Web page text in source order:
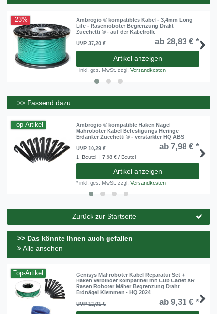
-23%
Ambrogio ® kompatibles Kabel - 3,4mm Long
Life - Rasenroboter Begrenzung Draht
Zucchetti ® - auf der Kabelrolle
UVP 37,20 €
ab 28,83 € *
Artikel anzeigen
*inkl. ges. MwSt. zzgl.Versandkosten
>> Passend dazu
Top-Artikel
Ambrogio ® kompatible Haken Nägel
Mähroboter Kabel Befestigungs Heringe
Erdanker Zucchetti ® - verstärkter HQ ABS
UVP 10,29 €
ab 7,98 € *
1 Beutel | 7,98 € / Beutel
Artikel anzeigen
*inkl. ges. MwSt. zzgl.Versandkosten
Zurück zur Startseite
>> Das könnte Ihnen auch gefallen
Alle ansehen
Top-Artikel
Genisys Mähroboter Kabel Reparatur Set +
Haken Verbinder kompatibel mit Cub Cadet XR
Rasen Roboter Mäher Begrenzung Draht
Erdnägel Klemmen - HQ 2024
UVP 12,01 €
ab 9,31 € *